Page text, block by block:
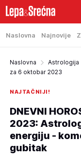
Naslovna Najnovije
Naslovna Astrologija
za 6 oktobar 2023
NAJTAČNIJI!
DNEVNI
2023:
energiju -
gubitak